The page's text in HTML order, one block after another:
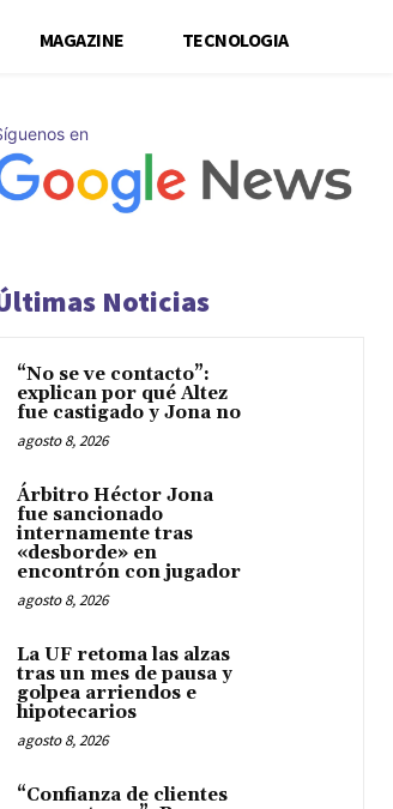
MAGAZINE TECNOLOGIA
en
Noticias
“No se ve contacto”:
explican por qué Altez
fue castigado y Jona no
agosto 8, 2026
Árbitro Héctor Jona
fue sancionado
internamente tras
«desborde» en
encontrón con jugador
agosto 8, 2026
La UF retoma las alzas
tras un mes de pausa y
golpea arriendos e
hipotecarios
agosto 8, 2026
“Confianza de clientes